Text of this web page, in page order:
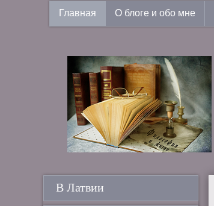
Главная О блоге и обо мне
В Латвии